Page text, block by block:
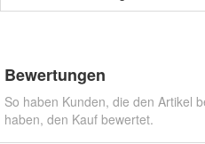
Bewertungen
So haben Kunden, die den Artikel
haben, den Kauf bewertet.